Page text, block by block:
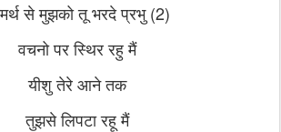
से मुझको तू भरदे प्रभु (2)
वचनो पर स्थिर रहु मैं
यीशु तेरे आने तक
तुझसे लिपटा रहू मैं